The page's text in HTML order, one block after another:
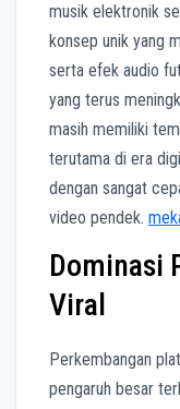
musik elektronik
konsep unik yang
serta efek audio
yang terus
masih memiliki
terutama di era
dengan sangat
video pendek.
Dominasi
Viral
Perkembangan
pengaruh besar